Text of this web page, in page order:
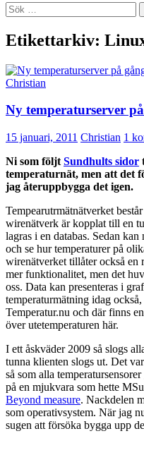
Sök
efter:
Etikettarkiv:
Christian
Ny temperaturserver
15 januari, 2011 Christian 1
Ni som följt Sundhults sidor
temperaturnät, men att det
jag återuppbygga det igen.
Tempearutrmätnätverket
wirenätverk är kopplat till en
lagras i en databas. Sedan
och se hur temperaturer på
wirenätverket tillåter också en
mer funktionalitet, men det
oss. Data kan presenteras i
temperaturmätning idag
Temperatur.nu och där finns
över utetemperaturen här.
I ett åskväder 2009 så slogs
tunna klienten slogs ut. Det
så som alla
på en mjukvara som hette
Beyond measure. Nackdelen
som operativsystem. När jag
sugen att försöka bygga upp